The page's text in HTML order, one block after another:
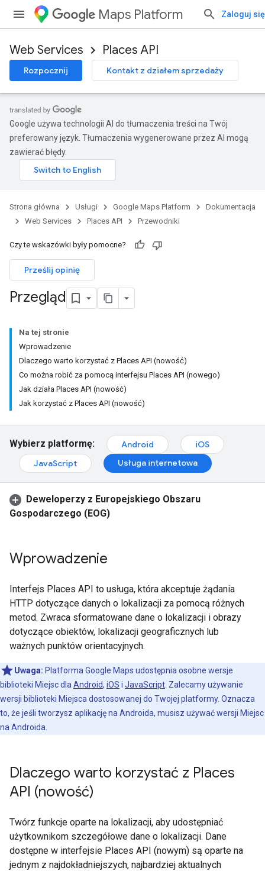
Maps Platform Zaloguj się
Web Services Places API
Rozpocznij Kontakt z działem sprzedaży
Google używa technologii AI do tłumaczenia treści na Twój
preferowany język. Tłumaczenia wygenerowane przez AI mogą
zawierać błędy.
Strona główna Usługi Google Maps Platform
Dokumentacja
Web Services
Places API Przewodniki
Czy te wskazówki były pomocne?
Prześlij opinię
Przegląd
Na tej stronie
Wprowadzenie
Dlaczego warto korzystać z Places API (nowość)
Co można robić za pomocą interfejsu Places API (nowego)
Jak działa Places API (nowość)
Jak korzystać z Places API (nowość)
Wybierz platformę: Android
iOS
JavaScript
Usługa internetowa
Deweloperzy z Europejskiego Obszaru
Gospodarczego (EOG)
Wprowadzenie
Interfejs Places API to usługa, która akceptuje żądania
HTTP dotyczące danych o lokalizacji za pomocą różnych
metod. Zwraca sformatowane dane o lokalizacji i obrazy
dotyczące obiektów, lokalizacji geograficznych lub
ważnych punktów orientacyjnych.
Uwaga: Platforma Google Maps udostępnia osobne wersje
biblioteki Miejsc dla Android, iOS i JavaScript . Zalecamy używanie
wersji biblioteki Miejsca dostosowanej do Twojej platformy. Oznacza
to, że jeśli tworzysz aplikację na Androida, musisz używać wersji Miejsc
na Androida.
Dlaczego warto korzystać z Places
API (nowość)
Twórz funkcje oparte na lokalizacji, aby udostępniać
użytkownikom szczegółowe dane o lokalizacji. Dane
dostępne w interfejsie Places API (nowym) są oparte na
jednym z najdokładniejszych, najbardziej aktualnych